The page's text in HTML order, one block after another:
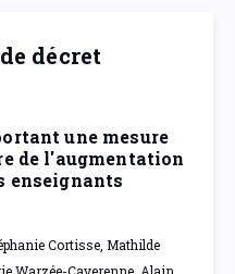
décret
une mesure
de l'augmentation
enseignants
Cortisse, Mathilde